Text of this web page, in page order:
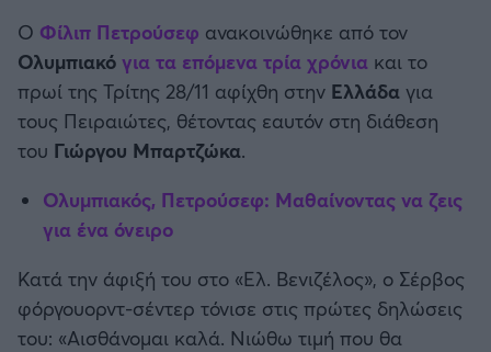
Παναιτωλικός
Καλαμάτα
Ηρακλής
Μπαρτσελόνα
Ρεάλ Μαδρίτης
Ατλέτικο Μαδρίτης
Ο Φίλιπ Πετρούσεφ ανακοινώθηκε από τον
Ολυμπιακό για τα επόμενα τρία χρόνια και το
πρωί της Τρίτης 28/11 αφίχθη στην Ελλάδα για
τους Πειραιώτες, θέτοντας εαυτόν στη διάθεση
του Γιώργου Μπαρτζώκα.
Ολυμπιακός, Πετρούσεφ: Μαθαίνοντας να ζεις
για ένα όνειρο
Κατά την άφιξή του στο «Ελ. Βενιζέλος», ο Σέρβος
φόργουορντ-σέντερ τόνισε στις πρώτες δηλώσεις
του: «Αισθάνομαι καλά. Νιώθω τιμή που θα